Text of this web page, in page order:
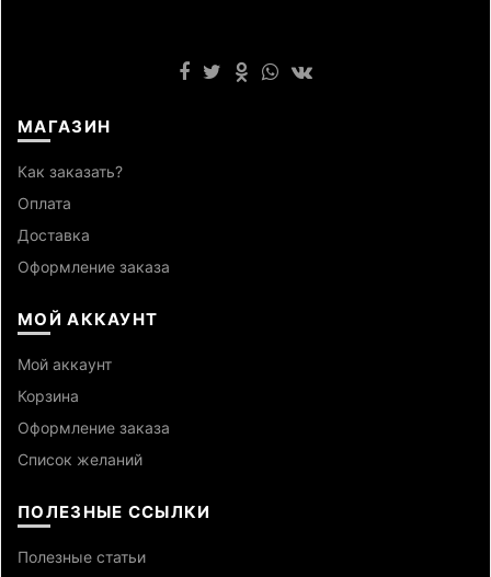
МАГАЗИН
Как заказать?
Оплата
Доставка
Оформление заказа
МОЙ АККАУНТ
Мой аккаунт
Корзина
Оформление заказа
Список желаний
ПОЛЕЗНЫЕ ССЫЛКИ
Полезные статьи